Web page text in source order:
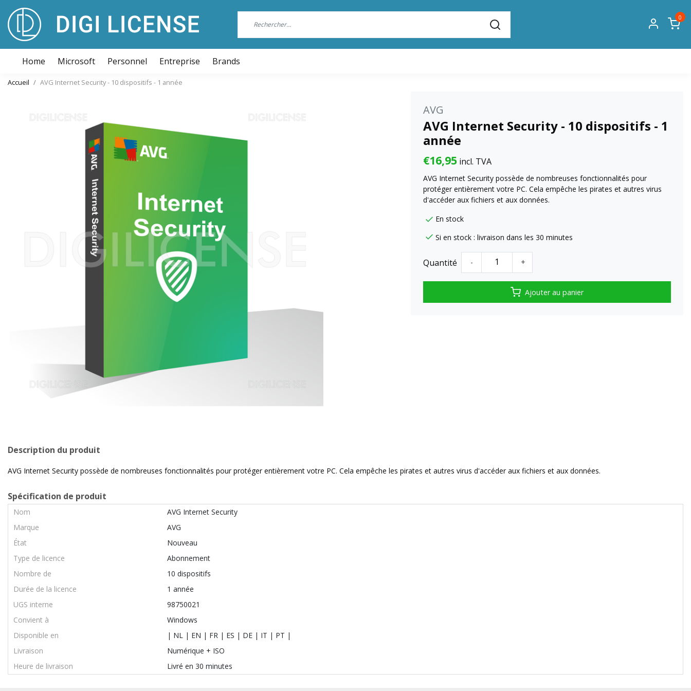
0
Home Microsoft Personnel Entreprise Brands
Accueil AVG Internet Security - 10 dispositifs - 1 année
AVG
AVG Internet Security - 10 dispositifs - 1
année
€16,95 incl. TVA
AVG Internet Security possède de nombreuses fonctionnalités pour
protéger entièrement votre PC. Cela empêche les pirates et autres virus
d'accéder aux fichiers et aux données.
En stock
Si en stock : livraison dans les 30 minutes
Quantité - +
Ajouter au panier
Description du produit
AVG Internet Security possède de nombreuses fonctionnalités pour protéger entièrement votre PC. Cela empêche les pirates et autres virus d'accéder aux fichiers et aux données.
Spécification de produit
Nom
AVG Internet Security
Marque
AVG
État
Nouveau
Type de licence
Abonnement
Nombre de
10 dispositifs
Durée de la licence
1 année
UGS interne
98750021
Convient à
Windows
Disponible en
| NL | EN | FR | ES | DE | IT | PT |
Livraison
Numérique + ISO
Heure de livraison
Livré en 30 minutes